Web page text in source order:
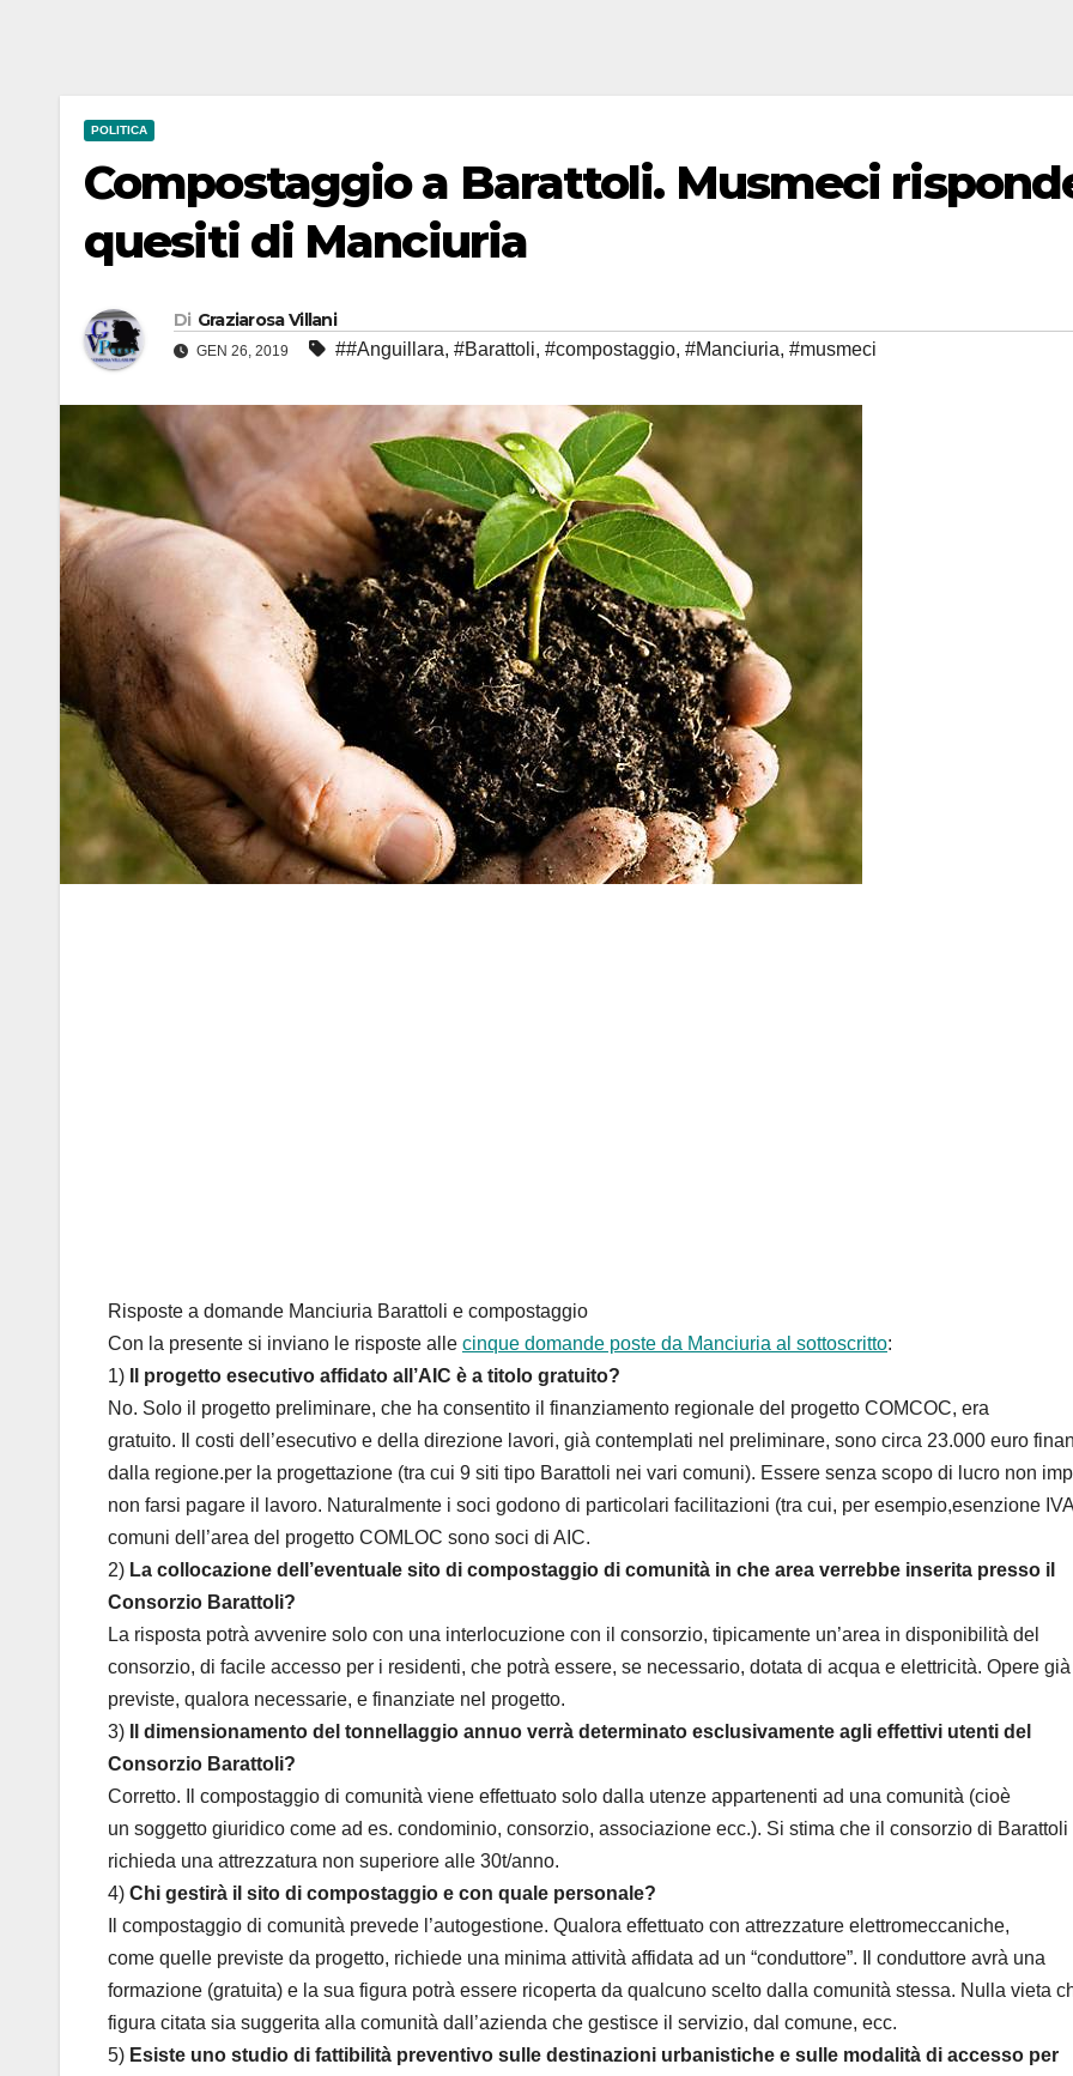
POLITICA
Compostaggio a Barattoli. Musmeci
quesiti di Manciuria
Di Graziarosa Villani
GEN 26, 2019 ##Anguillara, #Barattoli, #compostaggio, #Manciuria, #musmeci
Risposte a domande Manciuria Barattoli e compostaggio
Con la presente si inviano le risposte alle cinque domande poste da Manciuria al sottoscritto:
1) Il progetto esecutivo affidato all’AIC è a titolo gratuito?
No. Solo il progetto preliminare, che ha consentito il finanziamento regionale del progetto COMCOC, era
gratuito. Il costi dell’esecutivo e della direzione lavori, già contemplati nel preliminare, sono circa 23.000 euro
dalla regione.per la progettazione (tra cui 9 siti tipo Barattoli nei vari comuni). Essere senza scopo di lucro non
non farsi pagare il lavoro. Naturalmente i soci godono di particolari facilitazioni (tra cui, per esempio,esenzione
comuni dell’area del progetto COMLOC sono soci di AIC.
2) La collocazione dell’eventuale sito di compostaggio di comunità in che area verrebbe inserita presso il
Consorzio Barattoli?
La risposta potrà avvenire solo con una interlocuzione con il consorzio, tipicamente un’area in disponibilità del
consorzio, di facile accesso per i residenti, che potrà essere, se necessario, dotata di acqua e elettricità. Opere già
previste, qualora necessarie, e finanziate nel progetto.
3)
Il dimensionamento del tonnellaggio annuo verrà determinato esclusivamente agli effettivi utenti del
Consorzio Barattoli?
Corretto. Il compostaggio di comunità viene effettuato solo dalla utenze appartenenti ad una comunità (cioè
un soggetto giuridico come ad es. condominio, consorzio, associazione ecc.). Si stima che il consorzio di Barattoli
richieda una attrezzatura non superiore alle 30t/anno.
4) Chi gestirà il sito di compostaggio e con quale personale?
Il compostaggio di comunità prevede l’autogestione. Qualora effettuato con attrezzature elettromeccaniche,
come quelle previste da progetto, richiede una minima attività affidata ad un “conduttore”. Il conduttore avrà una
formazione (gratuita) e la sua figura potrà essere ricoperta da qualcuno scelto dalla comunità stessa. Nulla vieta
figura citata sia suggerita alla comunità dall’azienda che gestisce il servizio, dal comune, ecc.
5) Esiste uno studio di fattibilità preventivo sulle destinazioni urbanistiche e sulle modalità di accesso per